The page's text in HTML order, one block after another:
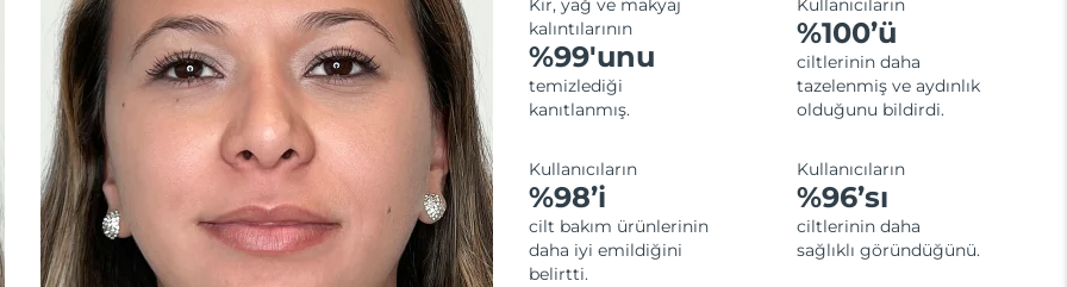
Kir, yağ ve makyaj
kalıntılarının
%99'unu
temizlediği
kanıtlanmış.
Kullanıcıların
%100’ü
ciltlerinin daha
tazelenmiş ve aydınlık
olduğunu bildirdi.
Kullanıcıların
%98’i
cilt bakım ürünlerinin
daha iyi emildiğini
belirtti.
Kullanıcıların
%96’sı
ciltlerinin daha
sağlıklı göründüğünü.